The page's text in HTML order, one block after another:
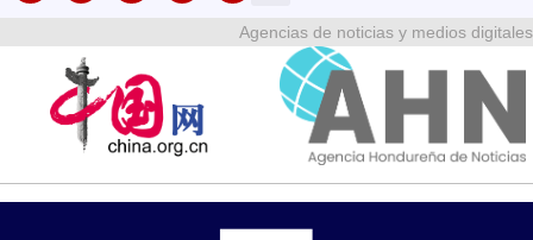
Agencias de noticias y medios digitales